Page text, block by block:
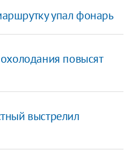
упал фонарь
повысят
выстрелил